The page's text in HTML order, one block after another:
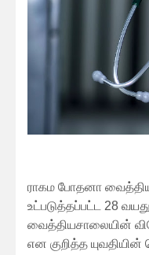
ராகம போதனா
உட்படுத்தப்பட்ட 28
வைத்தியசாலையின்
என குறித்த யுவதியின்